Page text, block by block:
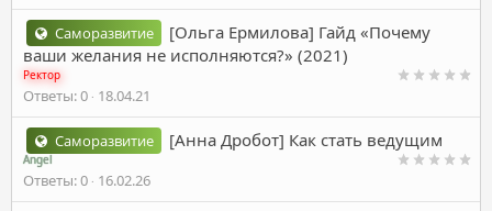
Саморазвитие
[Ольга Ермилова] Гайд «Почему
ваши желания не исполняются?» (2021)
Ректор
Ответы 0 18.04.21
Саморазвитие [Анна Дробот] Как стать ведущим
Angel
Ответы 0 16.02.26